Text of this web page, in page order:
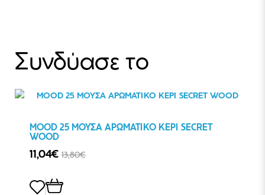
Συνδύασε το
MOOD 25 ΜΟΥΣΑ ΑΡΩΜΑΤΙΚΟ ΚΕΡΙ SECRET
WOOD
11,04€ 13,80€